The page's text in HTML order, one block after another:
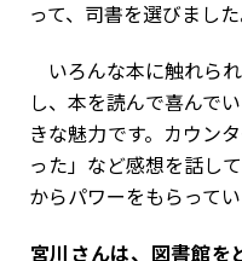
って、司書を選びました
いろんな本に触れら
し、本を読んで喜んで
きな魅力です。カウン
った」など感想を話し
からパワーをもらって
――宮川さんは、図書館